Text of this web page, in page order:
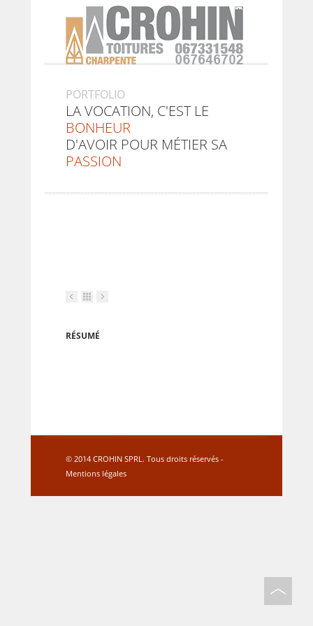
PORTFOLIO
LA VOCATION, C'EST LE
BONHEUR
D'AVOIR POUR MÉTIER SA
PASSION
RÉSUMÉ
© 2014 CROHIN SPRL. Tous droits réservés -
Mentions légales